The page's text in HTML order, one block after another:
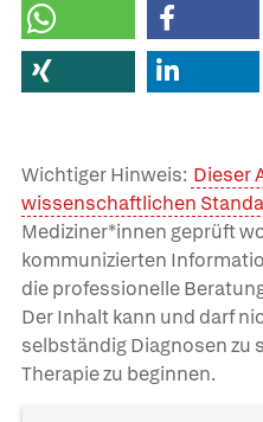
Wichtiger Hinweis: Dieser
wissenschaftlichen
Mediziner*innen geprüft
kommunizierten
die professionelle
Der Inhalt kann und darf
selbständig Diagnosen zu
Therapie zu beginnen.